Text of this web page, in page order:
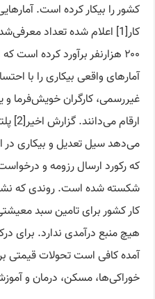
کشور را بیکار کرده است.
کار[1] اعلام شده تعداد
۲۰۰ هزارنفر برآورد کرده است
آمار‌های واقعی بیکاری را با
غیررسمی، کارگران خویش‌فرما و یا
می‌دهد سیل تعدیل و بیکاری
که رکورد ارسال رزومه و
شکسته شده است. روندی که
کار کشور برای تامین سبد
هیچ منبع درآمدی ندارد. برای
آمده کافی است تحولات قیمتی
خوراکی‌ها، مسکن، درمان و